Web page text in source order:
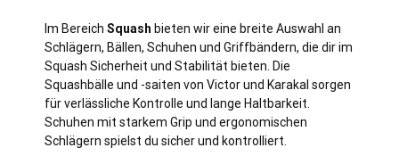
Im Bereich Squash bieten wir eine breite Auswahl an
Schlägern, Bällen, Schuhen und Griffbändern, die dir im
Squash Sicherheit und Stabilität bieten. Die
Squashbälle und -saiten von Victor und Karakal sorgen
für verlässliche Kontrolle und lange Haltbarkeit.
Schuhen mit starkem Grip und ergonomischen
Schlägern spielst du sicher und kontrolliert.